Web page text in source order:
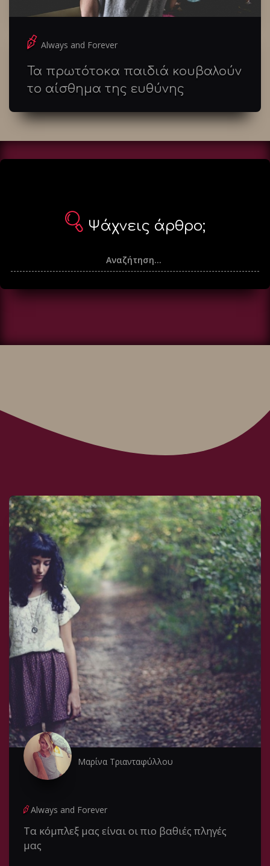
Always and Forever
Τα πρωτότοκα παιδιά κουβαλούν
το αίσθημα της ευθύνης
Ψάχνεις άρθρο;
Μαρίνα Τριανταφύλλου
Always and Forever
Τα κόμπλεξ μας είναι οι πιο βαθιές πληγές
μας